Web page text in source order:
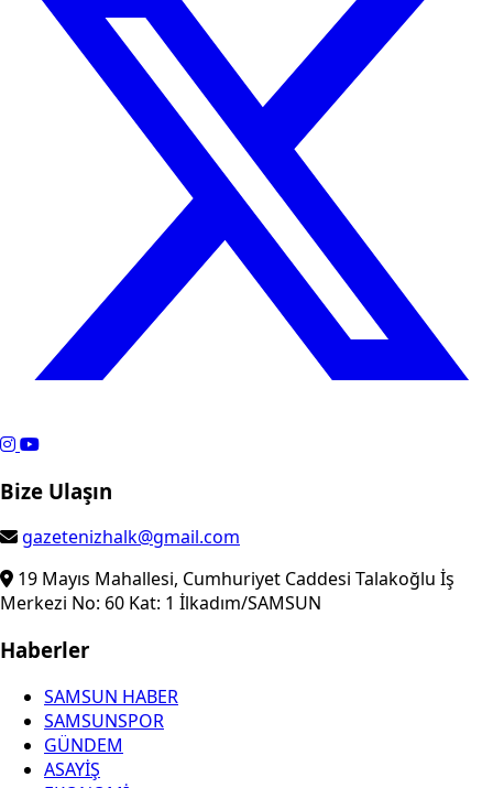
Bize Ulaşın
gazetenizhalk@gmail.com
19 Mayıs Mahallesi, Cumhuriyet Caddesi Talakoğlu İş
Merkezi No: 60 Kat: 1 İlkadım/SAMSUN
Haberler
SAMSUN HABER
SAMSUNSPOR
GÜNDEM
ASAYİŞ